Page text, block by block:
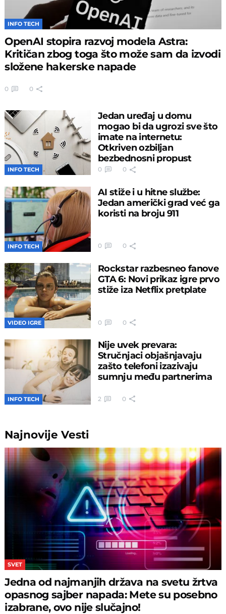
INFO TECH
OpenAI stopira razvoj modela Astra:
Kritičan zbog toga što može sam da izvodi
složene hakerske napade
0 0
INFO TECH
Jedan uređaj u domu
mogao bi da ugrozi sve što
imate na internetu:
Otkriven ozbiljan
bezbednosni propust
0 0
INFO TECH
AI stiže i u hitne službe:
Jedan američki grad već ga
koristi na broju 911
0 0
VIDEO IGRE
Rockstar razbesneo fanove
GTA 6: Novi prikaz igre prvo
stiže iza Netflix pretplate
0 0
INFO TECH
Nije uvek prevara:
Stručnjaci objašnjavaju
zašto telefoni izazivaju
sumnju među partnerima
2 0
NajnovijeVesti
SVET
Jedna od najmanjih država na svetu žrtva
opasnog sajber napada: Mete su posebno
izabrane, ovo nije slučajno!